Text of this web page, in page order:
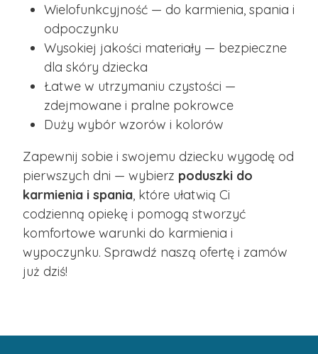
Wielofunkcyjność — do karmienia, spania i
odpoczynku
Wysokiej jakości materiały — bezpieczne
dla skóry dziecka
Łatwe w utrzymaniu czystości —
zdejmowane i pralne pokrowce
Duży wybór wzorów i kolorów
Zapewnij sobie i swojemu dziecku wygodę od
pierwszych dni — wybierz poduszki do
karmienia i spania, które ułatwią Ci
codzienną opiekę i pomogą stworzyć
komfortowe warunki do karmienia i
wypoczynku. Sprawdź naszą ofertę i zamów
już dziś!